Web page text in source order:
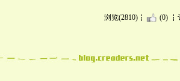
浏览(2810) (0)